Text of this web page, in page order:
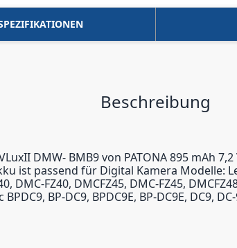
Beschreibung
DMW- BMB9 von PATONA 895
ist passend für Digital Kamera Modelle:
DMC-FZ40, DMCFZ45, DMC-FZ45,
BP-DC9, BPDC9E, BP-DC9E, DC9,